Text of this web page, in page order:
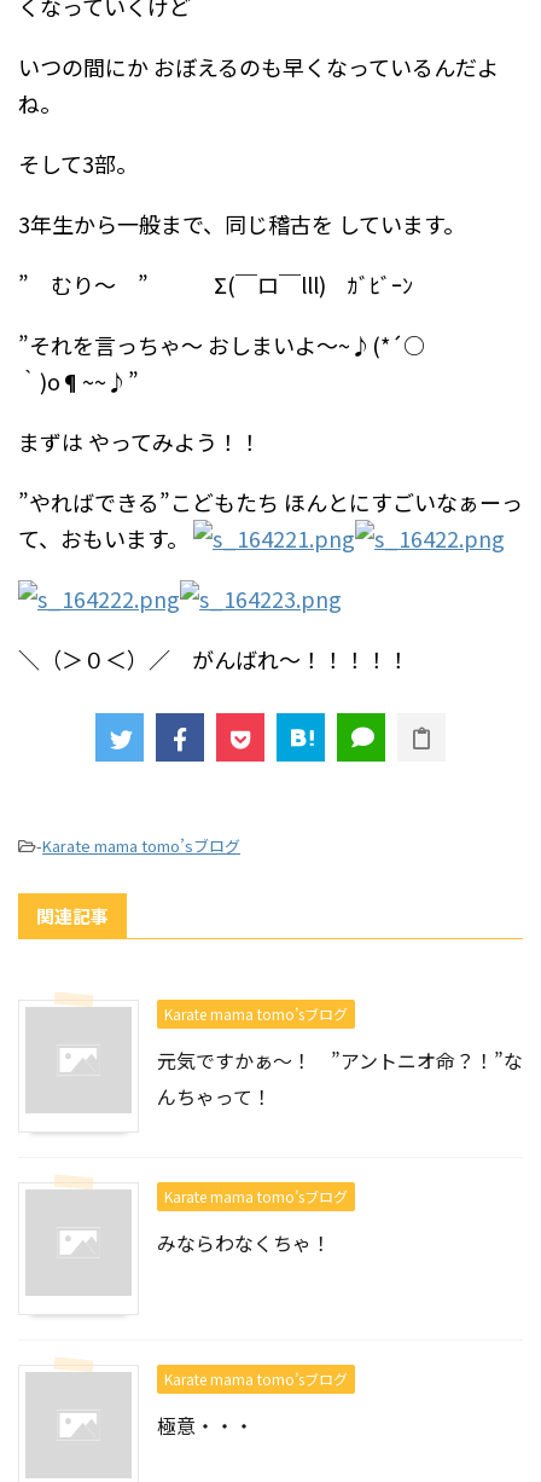
くなっていくけど
いつの間にか おぼえるのも早くなっているんだよ
ね。
そして3部。
3年生から一般まで、同じ稽古を しています。
” むり～ ” Σ(￣ロ￣lll) ｶﾞﾋﾞｰﾝ
”それを言っちゃ～ おしまいよ～~♪(*´○
｀)o¶~~♪”
まずは やってみよう！！
”やればできる”こどもたち ほんとにすごいなぁーっ
て、おもいます。
＼（＞０＜）／ がんばれ～！！！！！
-Karate mama tomo’sブログ
関連記事
Karate mama tomo’sブログ
元気ですかぁ～！ ”アントニオ命？！”な
んちゃって！
Karate mama tomo’sブログ
みならわなくちゃ！
Karate mama tomo’sブログ
極意・・・